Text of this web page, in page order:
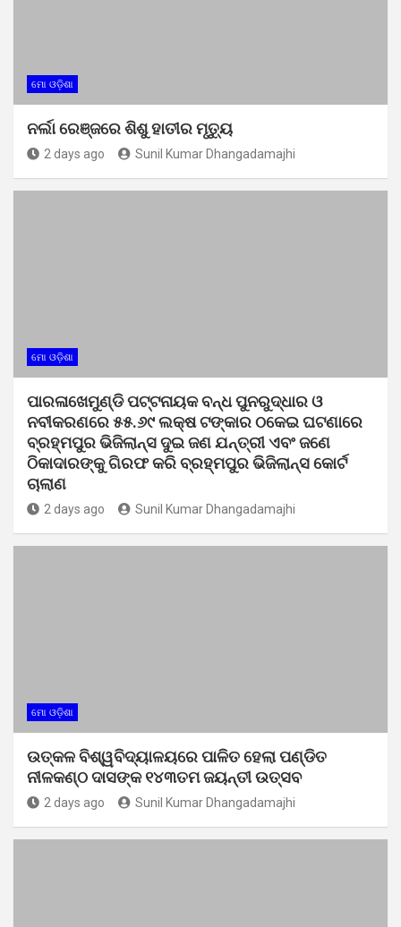
ମୋ ଓଡ଼ିଶା
ନର୍ଲା ରେଞ୍ଜରେ ଶିଶୁ ହାତୀର ମୃତ୍ୟୁ
2 days ago Sunil Kumar Dhangadamajhi
ମୋ ଓଡ଼ିଶା
ପାରଳାଖେମୁଣ୍ଡି ପଟ୍ଟନାୟକ ବନ୍ଧ ପୁନରୁଦ୍ଧାର ଓ
ନବୀକରଣରେ ୫୫.୬୯ ଲକ୍ଷ ଟଙ୍କାର ଠକେଇ ଘଟଣାରେ
ବ୍ରହ୍ମପୁର ଭିଜିଲାନ୍ସ ଦୁଇ ଜଣ ଯନ୍ତ୍ରୀ ଏବଂ ଜଣେ
ଠିକାଦାରଙ୍କୁ ଗିରଫ କରି ବ୍ରହ୍ମପୁର ଭିଜିଲାନ୍ସ କୋର୍ଟ
ଚାଲାଣ
2 days ago Sunil Kumar Dhangadamajhi
ମୋ ଓଡ଼ିଶା
ଉତ୍କଳ ବିଶ୍ୱବିଦ୍ୟାଳୟରେ ପାଳିତ ହେଲା ପଣ୍ଡିତ
ନୀଳକଣ୍ଠ ଦାସଙ୍କ ୧୪୩ତମ ଜୟନ୍ତୀ ଉତ୍ସବ
2 days ago Sunil Kumar Dhangadamajhi